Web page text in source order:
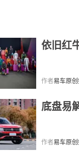
依旧红
作者易车原
底盘易
作者易车原